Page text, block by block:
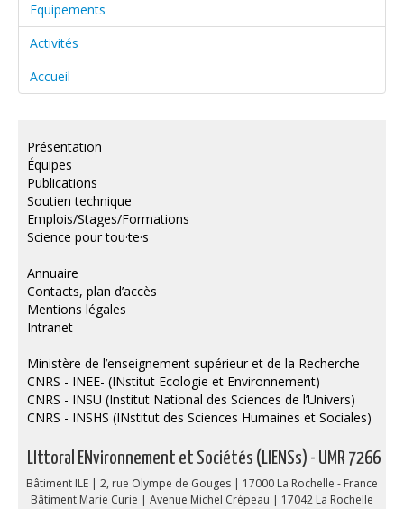
Equipements
Activités
Accueil
Présentation
Équipes
Publications
Soutien technique
Emplois/Stages/Formations
Science pour tou·te·s
Annuaire
Contacts, plan d’accès
Mentions légales
Intranet
Ministère de l’enseignement supérieur et de la Recherche
CNRS - INEE- (INstitut Ecologie et Environnement)
CNRS - INSU (Institut National des Sciences de l’Univers)
CNRS - INSHS (INstitut des Sciences Humaines et Sociales)
LIttoral ENvironnement et Sociétés (LIENSs) - UMR 7266
Bâtiment ILE | 2, rue Olympe de Gouges | 17000 La Rochelle - France
Bâtiment Marie Curie | Avenue Michel Crépeau | 17042 La Rochelle